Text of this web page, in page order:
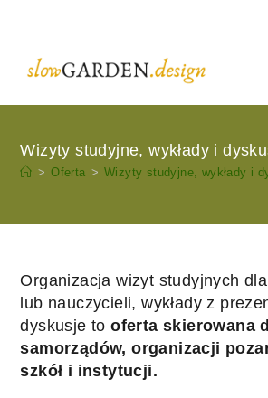
Wizyty studyjne, wykłady i
> Oferta > Wizyty studyjne, wykłady i
Organizacja wizyt studyjnych
lub nauczycieli, wykłady z
dyskusje tooferta skierowana
samorządów, organizacji
szkół i instytucji.